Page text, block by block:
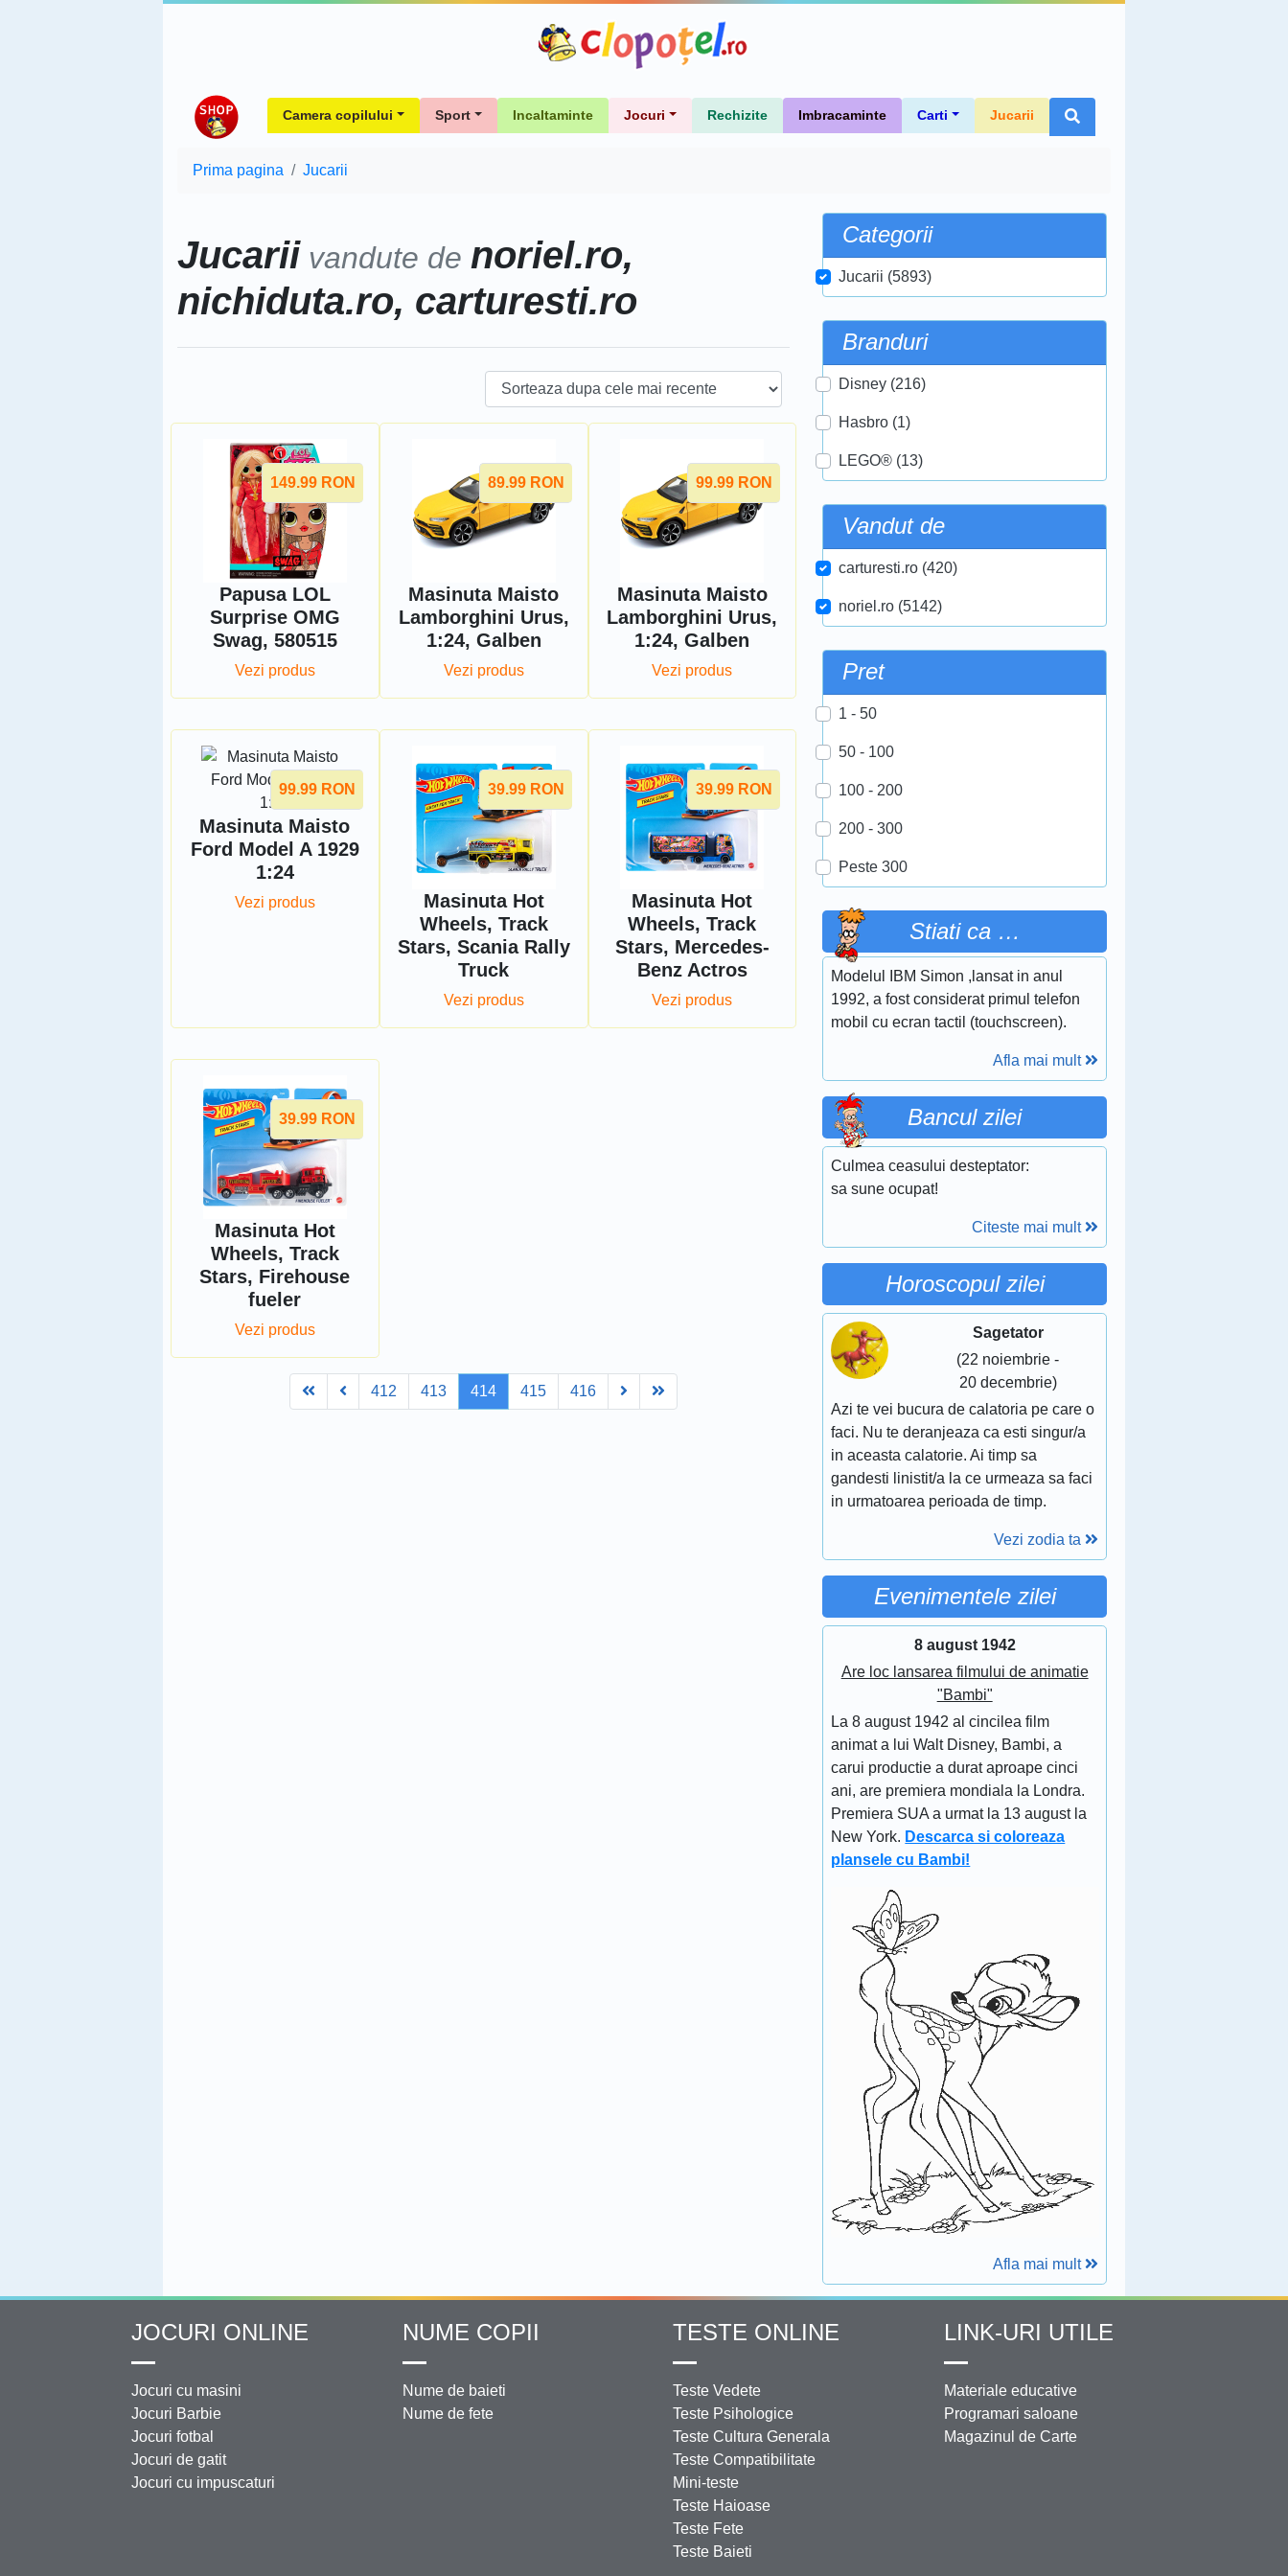
Camera copilului Sport Incaltaminte Jocuri Rechizite Imbracaminte Carti Jucarii
Prima pagina Jucarii
Jucarii vandute de noriel.ro,
nichiduta.ro, carturesti.ro
149.99 RON
Papusa LOL
Surprise OMG
Swag, 580515
Vezi produs
89.99 RON
Masinuta Maisto
Lamborghini Urus,
1:24, Galben
Vezi produs
99.99 RON
Masinuta Maisto
Lamborghini Urus,
1:24, Galben
Vezi produs
99.99 RON
Masinuta Maisto
Ford Model A 1929
1:24
Vezi produs
39.99 RON
Masinuta Hot
Wheels, Track
Stars, Scania Rally
Truck
Vezi produs
39.99 RON
Masinuta Hot
Wheels, Track
Stars, Mercedes-
Benz Actros
Vezi produs
39.99 RON
Masinuta Hot
Wheels, Track
Stars, Firehouse
fueler
Vezi produs
FirstPrev412 413 414 415 416 Next
Categorii
Jucarii (5893)
Branduri
Disney (216)
Hasbro (1)
LEGO® (13)
Vandut de
carturesti.ro (420)
noriel.ro (5142)
Pret
1 - 50
50 - 100
100 - 200
200 - 300
Peste 300
Stiati ca …
Modelul IBM Simon ,lansat in anul
1992, a fost considerat primul telefon
mobil cu ecran tactil (touchscreen).
Afla mai mult
Bancul zilei
Culmea ceasului desteptator:
sa sune ocupat!
Citeste mai mult
Horoscopul zilei
Sagetator
(22 noiembrie -
20 decembrie)
Azi te vei bucura de calatoria pe care o
faci. Nu te deranjeaza ca esti singur/a
in aceasta calatorie. Ai timp sa
gandesti linistit/a la ce urmeaza sa faci
in urmatoarea perioada de timp.
Vezi zodia ta
Evenimentele zilei
8 august 1942
Are loc lansarea filmului de animatie
"Bambi"
La 8 august 1942 al cincilea film
animat a lui Walt Disney, Bambi, a
carui productie a durat aproape cinci
ani, are premiera mondiala la Londra.
Premiera SUA a urmat la 13 august la
New York. Descarca si coloreaza
plansele cu Bambi!
Afla mai mult
JOCURI ONLINE
Jocuri cu masini
Jocuri Barbie
Jocuri fotbal
Jocuri de gatit
Jocuri cu impuscaturi
NUME COPII
Nume de baieti
Nume de fete
TESTE ONLINE
Teste Vedete
Teste Psihologice
Teste Cultura Generala
Teste Compatibilitate
Mini-teste
Teste Haioase
Teste Fete
Teste Baieti
LINK-URI UTILE
Materiale educative
Programari saloane
Magazinul de Carte